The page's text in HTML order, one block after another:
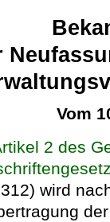
Vom
2 des
wird